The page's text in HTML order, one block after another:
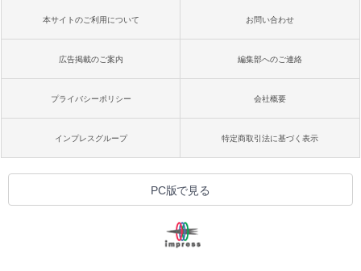
本サイトのご利用について お問い合わせ
広告掲載のご案内 編集部へのご連絡
プライバシーポリシー 会社概要
インプレスグループ 特定商取引法に基づく表示
PC版で見る